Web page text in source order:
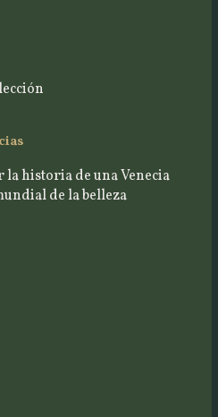
historia de una Venecia
de la belleza